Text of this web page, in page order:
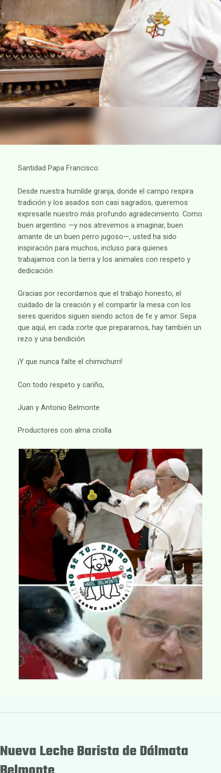
Santidad Papa Francisco:
Desde nuestra humilde granja, donde el campo respira
tradición y los asados son casi sagrados, queremos
expresarle nuestro más profundo agradecimiento. Como
buen argentino —y nos atrevemos a imaginar, buen
amante de un buen perro jugoso—, usted ha sido
inspiración para muchos, incluso para quienes
trabajamos con la tierra y los animales con respeto y
dedicación.
Gracias por recordarnos que el trabajo honesto, el
cuidado de la creación y el compartir la mesa con los
seres queridos siguen siendo actos de fe y amor. Sepa
que aquí, en cada corte que preparamos, hay también un
rezo y una bendición.
¡Y que nunca falte el chimichurri!
Con todo respeto y cariño,
Juan y Antonio Belmonte
Productores con alma criolla
Nueva Leche Barista de Dálmata